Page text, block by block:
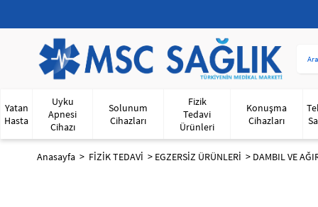
Yatan
Hasta
Uyku
Apnesi
Cihazı
Solunum
Cihazları
Fizik
Tedavi
Ürünleri
Konuşma
Cihazları
Anasayfa FİZİK TEDAVİ EGZERSİZ ÜRÜNLERİ DAMBIL VE